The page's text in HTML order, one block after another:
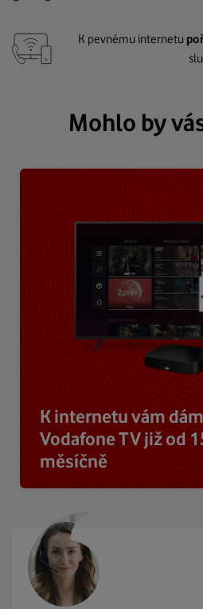
K pevnému internetu
Mohlo by
K internetu vám
Vodafone TV již od
měsíčně